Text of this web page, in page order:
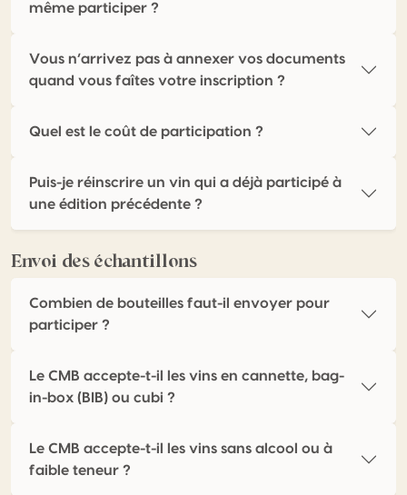
même participer ?
Vous n’arrivez pas à annexer vos documents
quand vous faîtes votre inscription ?
Quel est le coût de participation ?
Puis-je réinscrire un vin qui a déjà participé à
une édition précédente ?
Envoi des échantillons
Combien de bouteilles faut-il envoyer pour
participer ?
Le CMB accepte-t-il les vins en cannette, bag-
in-box (BIB) ou cubi ?
Le CMB accepte-t-il les vins sans alcool ou à
faible teneur ?